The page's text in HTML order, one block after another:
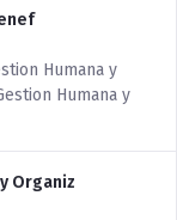
Humana y
Humana y
Organiz